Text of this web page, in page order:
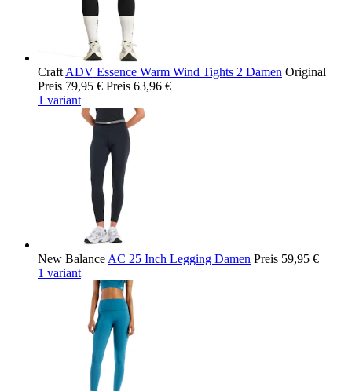
Craft ADV Essence Warm Wind Tights 2 Damen Original
Preis 79,95 € Preis 63,96 €
1 variant
New Balance AC 25 Inch Legging Damen Preis 59,95 €
1 variant